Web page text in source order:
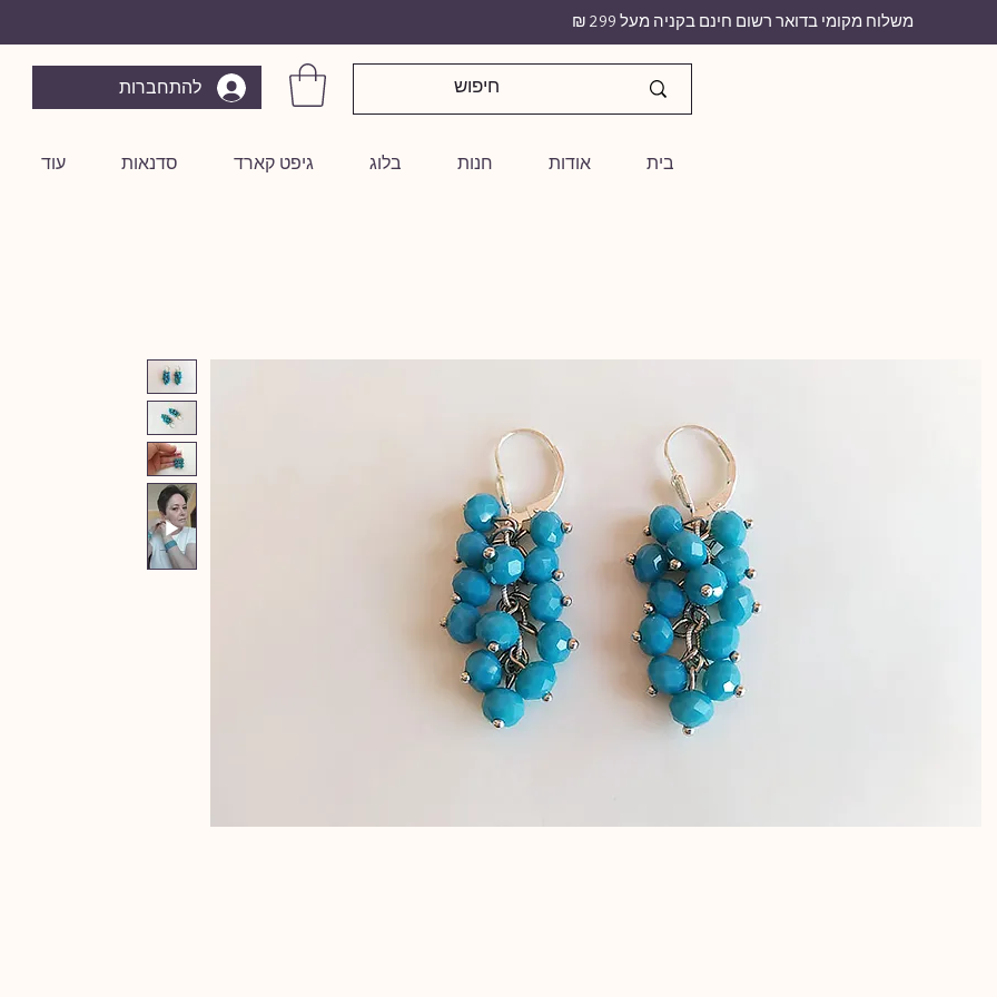
משלוח מקומי בדואר רשום חינם בקניה מעל 299 ₪
להתחברות
בית אודות חנות בלוג גיפט קארד סדנאות עוד